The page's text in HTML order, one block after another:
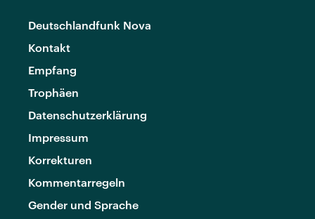
Deutschlandfunk Nova
Kontakt
Empfang
Trophäen
Datenschutzerklärung
Impressum
Korrekturen
Kommentarregeln
Gender und Sprache